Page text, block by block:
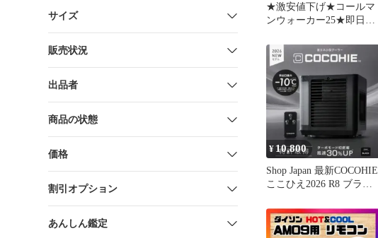
サイズ
販売状況
出品者
商品の状態
価格
割引オプション
あんしん鑑定
★激安値下げ★コールマ
ンウォーカー25★即日発
¥10,800
Shop Japan 最新COCOHIE
ここひえ2026 R8 ブラッ